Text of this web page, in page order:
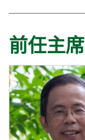
前任主席